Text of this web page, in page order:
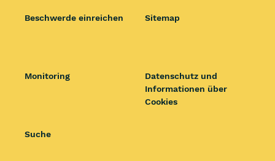
Beschwerde einreichen
Monitoring
Suche
Sitemap
Datenschutz und
Informationen über
Cookies